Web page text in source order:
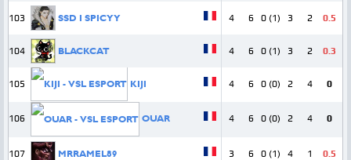
103 SSD I SPICYY 4 6 0 (1) 3 2 0.5
104 BLACKCAT 4 6 0 (1) 3 2 0.3
105 KIJI 4 6 0 (0) 2 4 0
106 OUAR 4 6 0 (0) 2 4 0
107 MRRAMEL89 3 6 0 (1) 4 1 0.5